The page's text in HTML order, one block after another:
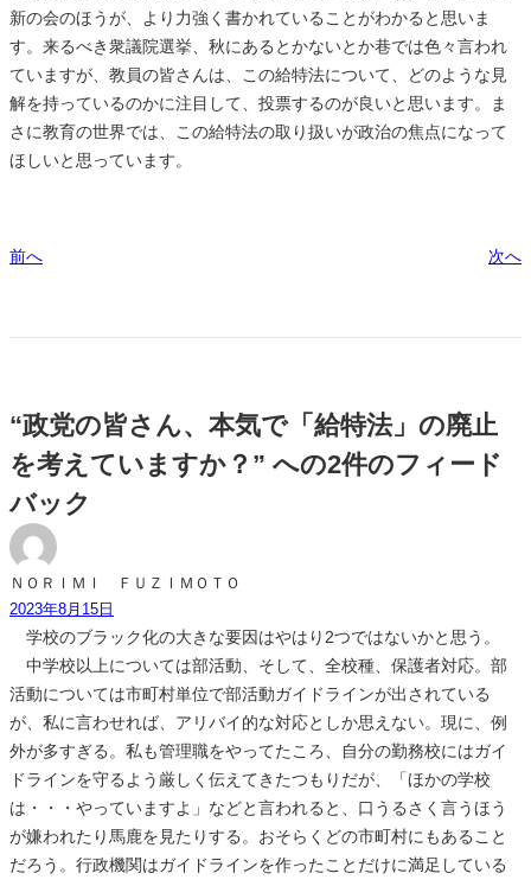
新の会のほうが、より力強く書かれていることがわかると思いま
す。来るべき衆議院選挙、秋にあるとかないとか巷では色々言われ
ていますが、教員の皆さんは、この給特法について、どのような見
解を持っているのかに注目して、投票するのが良いと思います。ま
さに教育の世界では、この給特法の取り扱いが政治の焦点になって
ほしいと思っています。
前へ 次へ
“政党の皆さん、本気で「給特法」の廃止
を考えていますか？” への2件のフィード
バック
ＮＯＲＩＭＩ ＦＵＺＩＭＯＴＯ
2023年8月15日
学校のブラック化の大きな要因はやはり2つではないかと思う。
中学校以上については部活動、そして、全校種、保護者対応。部
活動については市町村単位で部活動ガイドラインが出されている
が、私に言わせれば、アリバイ的な対応としか思えない。現に、例
外が多すぎる。私も管理職をやってたころ、自分の勤務校にはガイ
ドラインを守るよう厳しく伝えてきたつもりだが、「ほかの学校
は・・・やっていますよ」などと言われると、口うるさく言うほう
が嫌われたり馬鹿を見たりする。おそらくどの市町村にもあること
だろう。行政機関はガイドラインを作ったことだけに満足している